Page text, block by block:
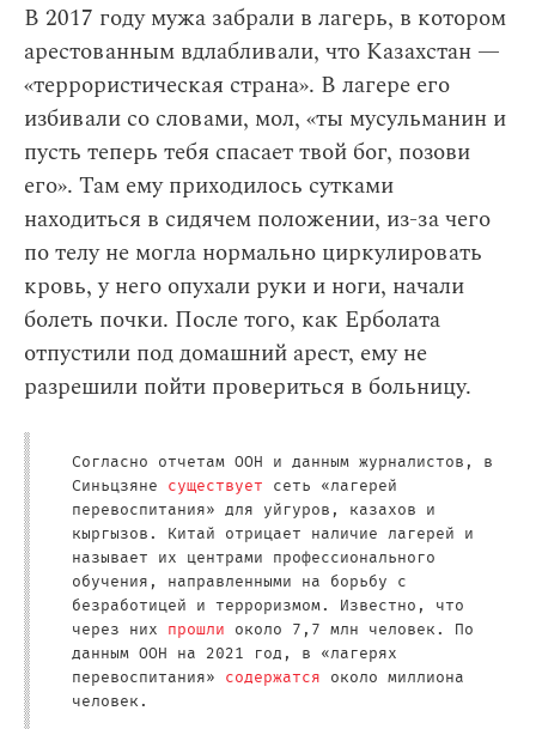
В 2017 году мужа забрали в лагерь, в котором
арестованным вдлабливали, что Казахстан —
«террористическая страна». В лагере его
избивали со словами, мол, «ты мусульманин и
пусть теперь тебя спасает твой бог, позови
его». Там ему приходилось сутками
находиться в сидячем положении, из-за чего
по телу не могла нормально циркулировать
кровь, у него опухали руки и ноги, начали
болеть почки. После того, как Ерболата
отпустили под домашний арест, ему не
разрешили пойти провериться в больницу.
Согласно отчетам ООН и данным журналистов, в
Синьцзяне существует сеть «лагерей
перевоспитания» для уйгуров, казахов и
кыргызов. Китай отрицает наличие лагерей и
называет их центрами профессионального
обучения, направленными на борьбу с
безработицей и терроризмом. Известно, что
через них прошли около 7,7 млн человек. По
данным ООН на 2021 год, в «лагерях
перевоспитания» содержатся около миллиона
человек.